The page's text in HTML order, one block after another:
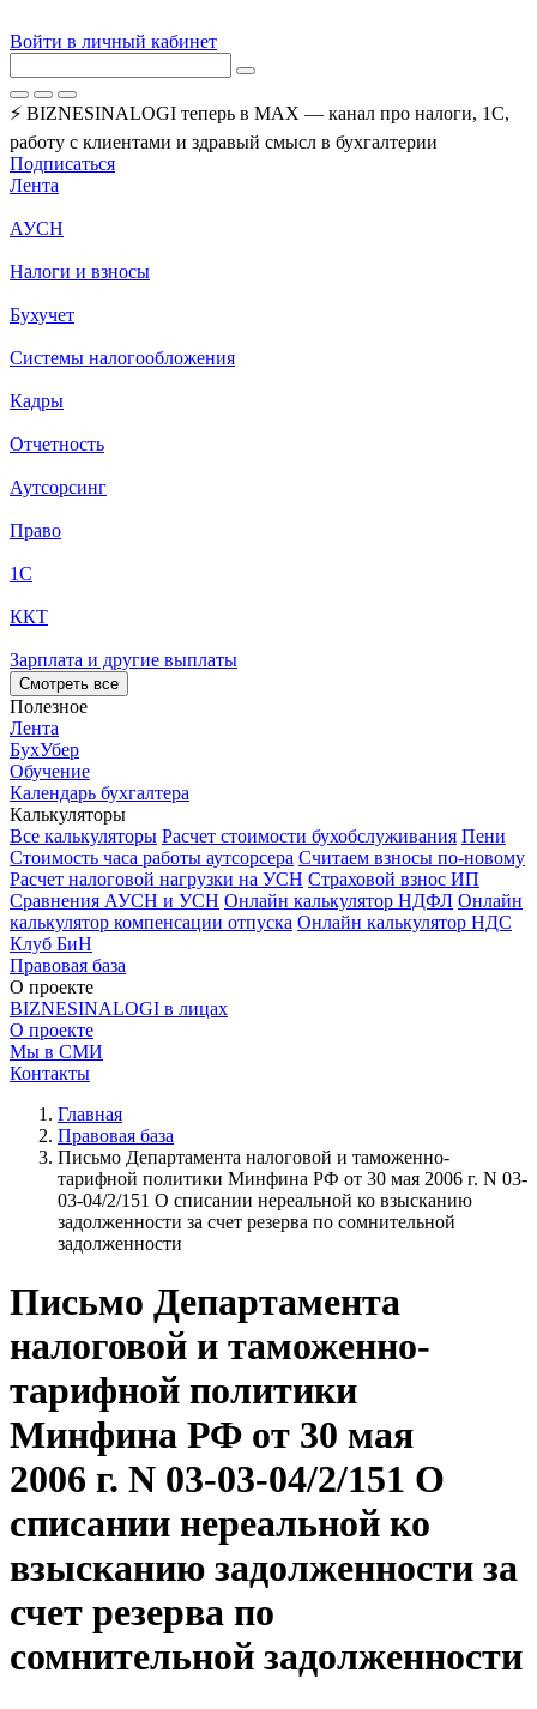
Войти в личный кабинет
⚡ BIZNESINALOGI теперь в MAX — канал про налоги, 1С,
работу с клиентами и здравый смысл в бухгалтерии
Подписаться
Лента
АУСН
Налоги и взносы
Бухучет
Системы налогообложения
Кадры
Отчетность
Аутсорсинг
Право
1С
ККТ
Зарплата и другие выплаты
Смотреть все
Полезное
Лента
БухУбер
Обучение
Календарь бухгалтера
Калькуляторы
Все калькуляторы Расчет стоимости бухобслуживания Пени
Стоимость часа работы аутсорсера Считаем взносы по-новому
Расчет налоговой нагрузки на УСН Страховой взнос ИП
Сравнения АУСН и УСН Онлайн калькулятор НДФЛ Онлайн
калькулятор компенсации отпуска Онлайн калькулятор НДС
Клуб БиН
Правовая база
О проекте
BIZNESINALOGI в лицах
О проекте
Мы в СМИ
Контакты
Главная
Правовая база
Письмо Департамента налоговой и таможенно-
тарифной политики Минфина РФ от 30 мая 2006 г. N 03-
03-04/2/151 О списании нереальной ко взысканию
задолженности за счет резерва по сомнительной
задолженности
Письмо Департамента
налоговой и таможенно-
тарифной политики
Минфина РФ от 30 мая
2006 г. N 03-03-04/2/151 О
списании нереальной ко
взысканию задолженности за
счет резерва по
сомнительной задолженности